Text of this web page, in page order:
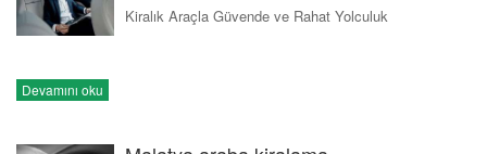
Kiralık Araçla Güvende ve Rahat Yolculuk
Devamını oku